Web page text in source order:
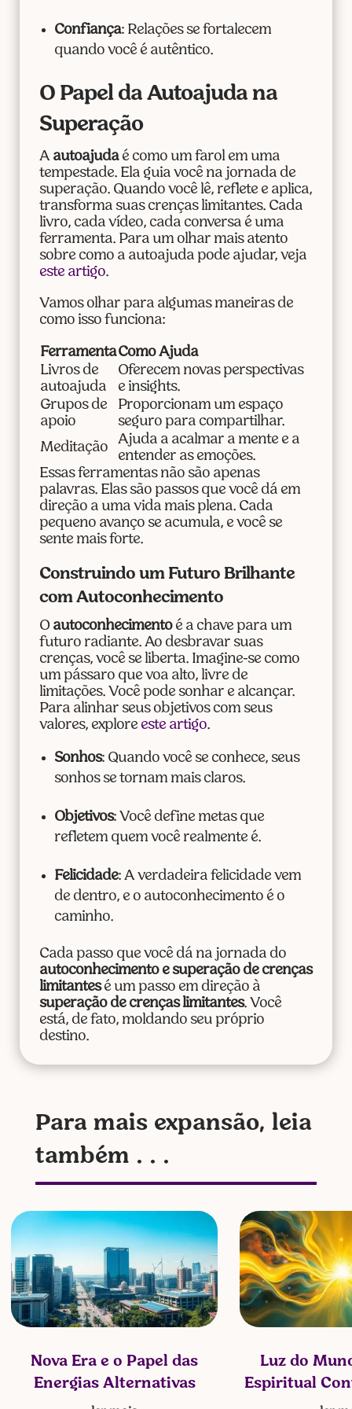
Confiança: Relações se fortalecem
quando você é autêntico.
O Papel da Autoajuda na
Superação
A autoajudaé como um farol em uma
tempestade. Ela guia você na jornada de
superação. Quando você lê, reflete e aplica,
transforma suas crenças limitantes. Cada
livro, cada vídeo, cada conversa é uma
ferramenta. Para um olhar mais atento
sobre como a autoajuda pode ajudar, veja
este artigo.
Vamos olhar para algumas maneiras de
como isso funciona:
FerramentaComo Ajuda
Livros de
autoajuda
Oferecem novas perspectivas
e insights.
Grupos de
apoio
Proporcionam um espaço
seguro para compartilhar.
Meditação
Ajuda a acalmar a mente e a
entender as emoções.
Essas ferramentas não são apenas
palavras. Elas são passos que você dá em
direção a uma vida mais plena. Cada
pequeno avanço se acumula, e você se
sente mais forte.
Construindo um Futuro Brilhante
com Autoconhecimento
O autoconhecimentoé a chave para um
futuro radiante. Ao desbravar suas
crenças, você se liberta. Imagine-se como
um pássaro que voa alto, livre de
limitações. Você pode sonhar e alcançar.
Para alinhar seus objetivos com seus
valores, explore este artigo.
Sonhos: Quando você se conhece, seus
sonhos se tornam mais claros.
Objetivos: Você define metas que
refletem quem você realmente é.
Felicidade: A verdadeira felicidade vem
de dentro, e o autoconhecimento é o
caminho.
Cada passo que você dá na jornada do
autoconhecimento e superação de crenças
limitantesé um passo em direção à
superação de crenças limitantes. Você
está, de fato, moldando seu próprio
destino.
Para mais expansão, leia
também . . .
Nova Era e o Papel das
Energias Alternativas
Luz do
Espiritual